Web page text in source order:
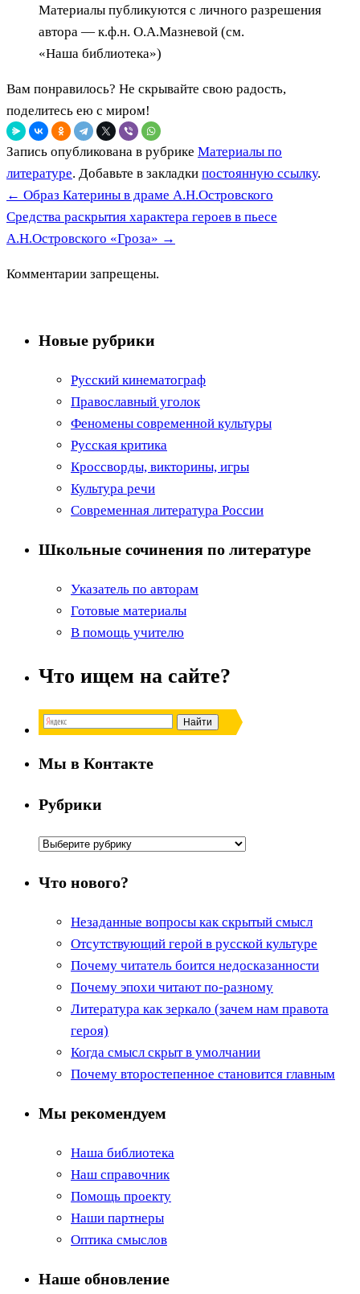
Материалы публикуются с личного разрешения
автора — к.ф.н. О.А.Мазневой (см.
«Наша библиотека»)
Вам понравилось? Не скрывайте свою радость,
поделитесь ею с миром!
Запись опубликована в рубрике Материалы по
литературе. Добавьте в закладки постоянную ссылку.
← Образ Катерины в драме А.Н.Островского
Средства раскрытия характера героев в пьесе
А.Н.Островского «Гроза» →
Комментарии запрещены.
Новые рубрики
Русский кинематограф
Православный уголок
Феномены современной культуры
Русская критика
Кроссворды, викторины, игры
Культура речи
Современная литература России
Школьные сочинения по литературе
Указатель по авторам
Готовые материалы
В помощь учителю
Что ищем на сайте?
Мы в Контакте
Рубрики
Рубрики
Что нового?
Незаданные вопросы как скрытый смысл
Отсутствующий герой в русской культуре
Почему читатель боится недосказанности
Почему эпохи читают по-разному
Литература как зеркало (зачем нам правота
героя)
Когда смысл скрыт в умолчании
Почему второстепенное становится главным
Мы рекомендуем
Наша библиотека
Наш справочник
Помощь проекту
Наши партнеры
Оптика смыслов
Наше обновление